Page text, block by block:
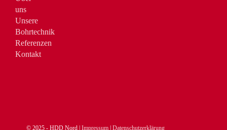
uns
Unsere
Bohrtechnik
Referenzen
Kontakt
© 2025 - HDD Nord |Impressum |Datenschutzerklärung